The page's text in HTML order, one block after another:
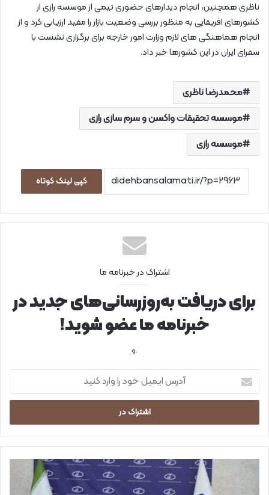
ناظری همچنین، انجام دیدارهای حضوری تیمی از موسسه رازی از
کشورهای افریقایی به منظور بررسی وضعیت بازار را مفید ارزیابی کرد و از
انجام هماهنگی های لازم وزارت امور خارجه برای برگزاری نشست با
سفرای ایران در این کشورها خبر داد.
محمدرضا ناظری
موسسه تحقیقات واکسن و سرم سازی رازی
موسسه رازی
کپی لینک کوتاه
اشتراک در خبرنامه ما
برای دریافت به‌روزرسانی‌های جدید در
خبرنامه ما عضو شوید!
.و
ر
ا
ی
خس